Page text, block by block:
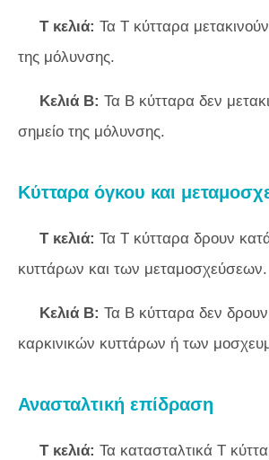
Τ κελιά: Τα Τ κύτταρα
της μόλυνσης.
Κελιά Β: Τα Β κύτταρα δεν
σημείο της μόλυνσης.
Κύτταρα όγκου και
Τ κελιά: Τα Τ κύτταρα δρουν
κυττάρων και των μεταμοσχεύσεων.
Κελιά Β: Τα Β κύτταρα δεν
καρκινικών κυττάρων ή των
Ανασταλτική επίδραση
Τ κελιά: Τα κατασταλτικά Τ